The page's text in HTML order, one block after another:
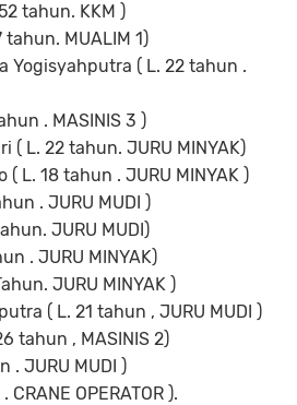
tahun. KKM )
tahun. MUALIM 1)
Yogisyahputra ( L. 22 tahun .
. MASINIS 3 )
( L. 22 tahun. JURU MINYAK)
( L. 18 tahun . JURU MINYAK )
. JURU MUDI )
JURU MUDI)
. JURU MINYAK)
JURU MINYAK )
( L. 21 tahun , JURU MUDI )
tahun , MASINIS 2)
. JURU MUDI )
OPERATOR ).